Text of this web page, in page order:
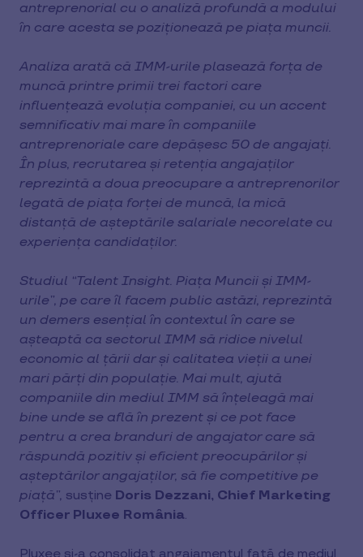
antreprenorial cu o analiză profundă a modului
în care acesta se poziționează pe piața muncii.
Analiza arată că IMM-urile plasează forța de
muncă printre primii trei factori care
influențează evoluția companiei, cu un accent
semnificativ mai mare în companiile
antreprenoriale care depășesc 50 de angajați.
În plus, recrutarea și retenția angajaților
reprezintă a doua preocupare a antreprenorilor
legată de piața forței de muncă, la mică
distanță de așteptările salariale necorelate cu
experiența candidaților.
Studiul “Talent Insight. Piața Muncii și IMM-
urile”, pe care îl facem public astăzi, reprezintă
un demers esențial în contextul în care se
așteaptă ca sectorul IMM să ridice nivelul
economic al țării dar și calitatea vieții a unei
mari părți din populație. Mai mult, ajută
companiile din mediul IMM să înțeleagă mai
bine unde se află în prezent și ce pot face
pentru a crea branduri de angajator care să
răspundă pozitiv și eficient preocupărilor și
așteptărilor angajaților, să fie competitive pe
piață”, susține Doris Dezzani, Chief Marketing
Officer Pluxee România.